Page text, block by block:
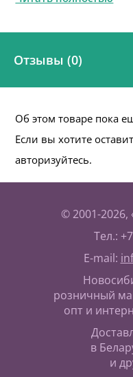
Отзывы (0)
Об этом товаре пока
Если вы хотите
авторизуйтесь.
© 2001-2026,
Тел.:
E-mail:
розничный
опт и
в
и